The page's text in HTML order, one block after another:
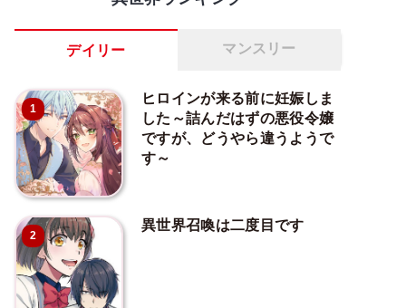
デイリー マンスリー
1
ヒロインが来る前に妊娠しま
した～詰んだはずの悪役令嬢
ですが、どうやら違うようで
す～
2
異世界召喚は二度目です